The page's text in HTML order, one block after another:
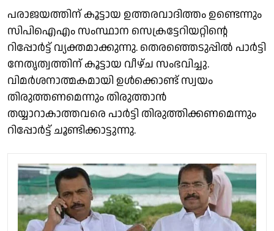
പരാജയത്തിന് കൂട്ടായ ഉത്തരവാദിത്തം ഉണ്ടെന്നും
സിപിഐഎം സംസ്ഥാന സെക്രട്ടേറിയറ്റിൻ്റെ
റിപ്പോർട്ട് വ്യക്തമാക്കുന്നു. തെരഞ്ഞെടുപ്പിൽ പാർട്ടി
നേതൃത്വത്തിന് കൂട്ടായ വീഴ്ച സംഭവിച്ചു.
വിമർശനാത്മകമായി ഉൾക്കൊണ്ട് സ്വയം
തിരുത്തണമെന്നും തിരുത്താൻ
തയ്യാറാകാത്തവരെ പാർട്ടി തിരുത്തിക്കണമെന്നും
റിപ്പോർട്ട് ചൂണ്ടിക്കാട്ടുന്നു.